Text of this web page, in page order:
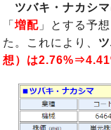
ツバキ・ナカシマ
「増配 」とする予
た。これにより、
想）は